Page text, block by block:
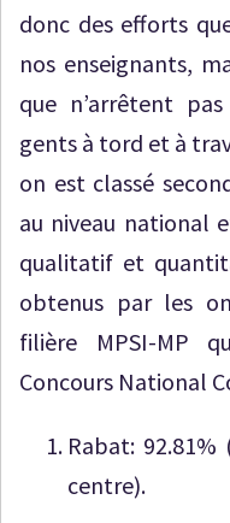
donc des efforts
nos enseignants,
que n’arrêtent
gents à tord et à
on est classé
au niveau national
qualitatif et
obtenus par les
filière MPSI-MP
Concours National
Rabat:
centre).